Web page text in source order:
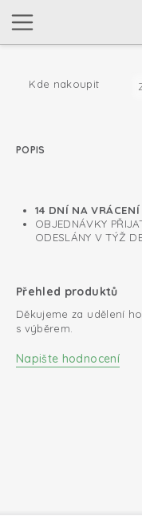
Kde nakoupit
POPIS
14 DNÍ NA
OBJEDNÁVKY
ODESLÁNY V TÝŽ
Přehled produktů
Děkujeme za udělení
s výběrem.
Napište hodnocení